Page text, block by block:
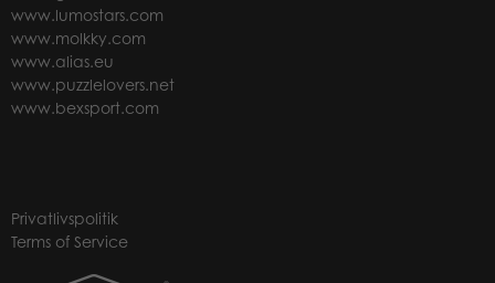
www.lumostars.com
www.molkky.com
www.alias.eu
www.puzzlelovers.net
www.bexsport.com
Privatlivspolitik
Terms of Service